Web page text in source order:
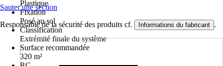
Plastique
Fixation
Posé au sol
Classification
Extrémité finale du système
Surface recommandée
320 m²
Sauter une section
Responsable de la sécurité des produits cf. Informations du fabricant .